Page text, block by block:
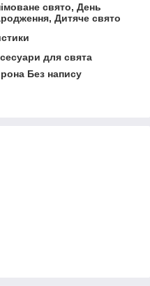
свято, День
Дитяче свято
для свята
Без напису